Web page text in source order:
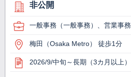
非公開
一般事務（一般事務）、営業事務
梅田（Osaka Metro） 徒歩1分
2026/9/中旬～長期（3カ月以上）